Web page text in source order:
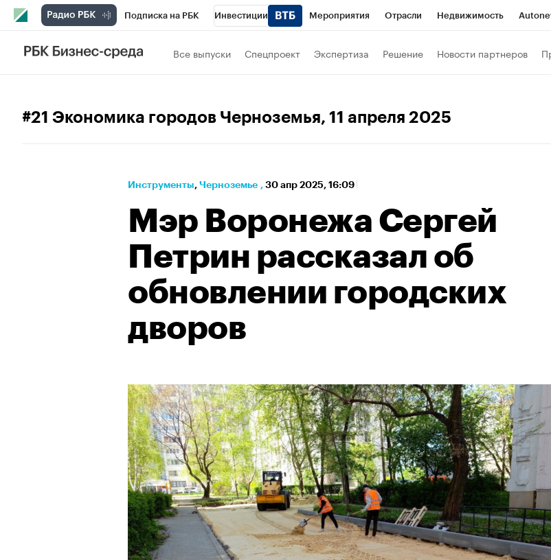
Подписка на РБК Инвестиции Мероприятия Отрасли Недвижимость
РБК Вино Все выпуски Спецпроект Экспертиза Решение Новости партнеров
#21 Экономика городов Черноземья, 11 апреля 2025
Инструменты⁠, Черноземье , 30 апр 2025, 16:09
Мэр Воронежа Сергей
Петрин рассказал об
обновлении городских
дворов